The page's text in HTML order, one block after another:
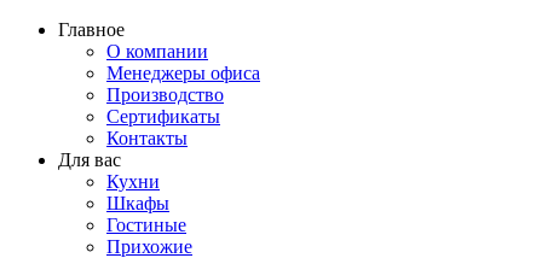
Главное
О компании
Менеджеры офиса
Производство
Сертификаты
Контакты
Для вас
Кухни
Шкафы
Гостиные
Прихожие